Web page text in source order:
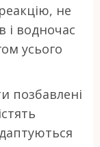
не
і водночас
усього
позбавлені